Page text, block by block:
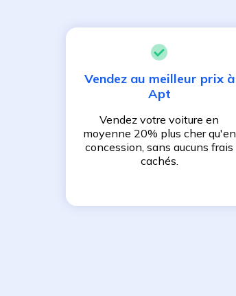
Vendez au meilleur prix à
Apt
Vendez votre voiture en
moyenne 20% plus cher qu'en
concession, sans aucuns frais
cachés.